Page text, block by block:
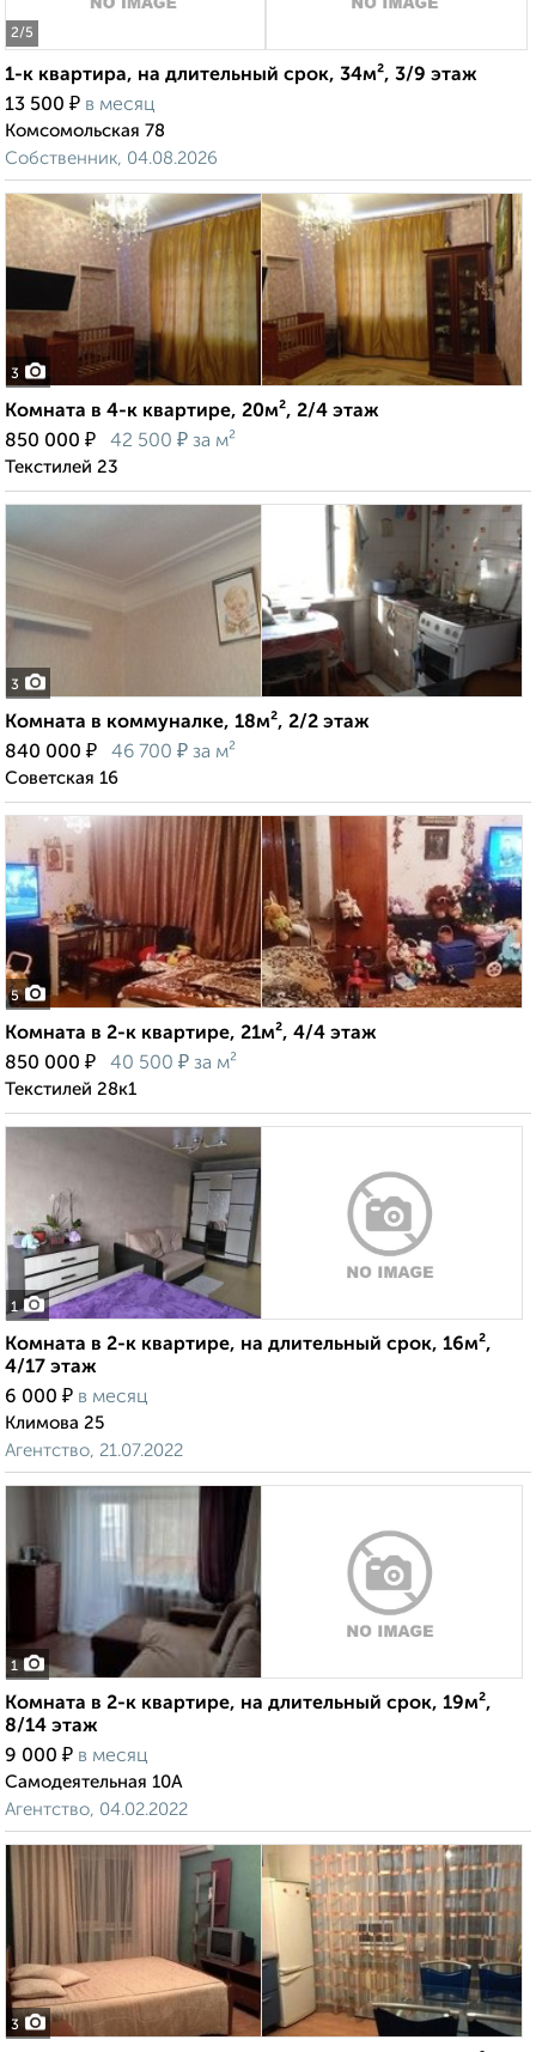
2/5
1-к квартира, на длительный срок, 34м², 3/9 этаж
13 500 ₽ в месяц
Комсомольская 78
Собственник, 04.08.2026
3
Комната в 4-к квартире, 20м², 2/4 этаж
850 000 ₽ 42 500 ₽ за м²
Текстилей 23
3
Комната в коммуналке, 18м², 2/2 этаж
840 000 ₽ 46 700 ₽ за м²
Советская 16
5
Комната в 2-к квартире, 21м², 4/4 этаж
850 000 ₽ 40 500 ₽ за м²
Текстилей 28к1
1
Комната в 2-к квартире, на длительный срок, 16м²,
4/17 этаж
6 000 ₽ в месяц
Климова 25
Агентство, 21.07.2022
1
Комната в 2-к квартире, на длительный срок, 19м²,
8/14 этаж
9 000 ₽ в месяц
Самодеятельная 10А
Агентство, 04.02.2022
3